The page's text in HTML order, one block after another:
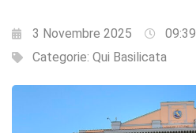
3 Novembre 2025
09:39
Categorie: Qui Basilicata